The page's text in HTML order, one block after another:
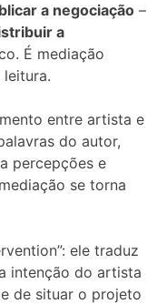
a negociação –
a
É mediação
entre artista e
do autor,
percepções e
se torna
ele traduz
intenção do artista
de situar o projeto